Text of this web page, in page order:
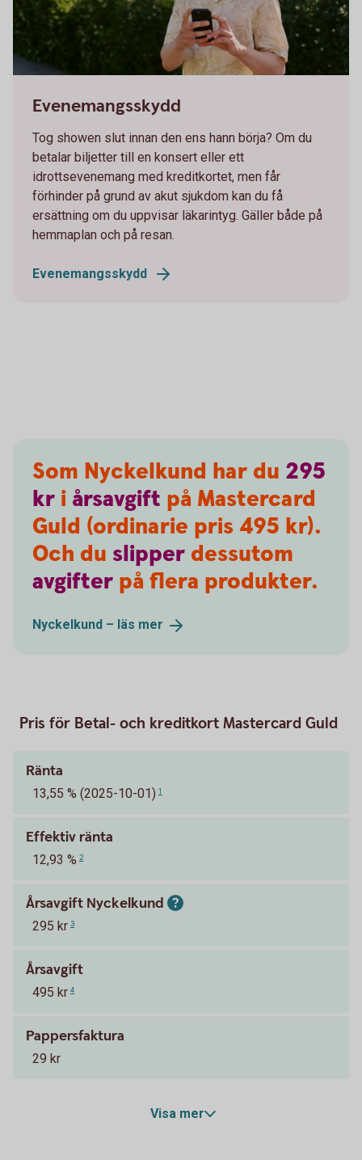
Evenemangsskydd
Tog showen slut innan den ens hann börja? Om du
betalar biljetter till en konsert eller ett
idrottsevenemang med kreditkortet, men får
förhinder på grund av akut sjukdom kan du få
ersättning om du uppvisar läkarintyg. Gäller både på
hemmaplan och på resan.
Evenemangsskydd
Som Nyckelkund har du 295
kr i årsavgift på Mastercard
Guld (ordinarie pris 495 kr).
Och du slipper dessutom
avgifter på flera produkter.
Nyckelkund – läs mer
Pris för Betal- och kreditkort Mastercard Guld
Ränta
13,55 % (2025-10-01) 1
Effektiv ränta
12,93 % 2
Årsavgift Nyckelkund
295 kr 3
Årsavgift
495 kr 4
Pappersfaktura
29 kr
Visa mer